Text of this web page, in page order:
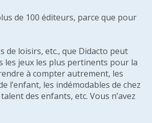
de 100 éditeurs, parce que pour
de loisirs, etc., que Didacto peut
les jeux les plus pertinents pour la
à compter autrement, les
l’enfant, les indémodables de chez
des enfants, etc. Vous n’avez